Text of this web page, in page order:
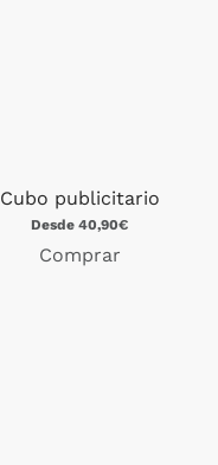
Cubo publicitario
Desde 40,90€
Comprar